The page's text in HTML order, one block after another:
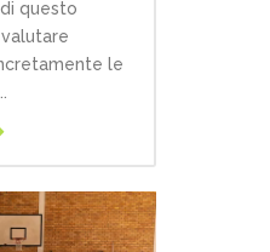
questo
le